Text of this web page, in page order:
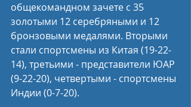
общекомандном зачете с 35
золотыми 12 серебряными и 12
бронзовыми медалями. Вторыми
стали спортсмены из Китая (19-22-
14), третьими - представители ЮАР
(9-22-20), четвертыми - спортсмены
Индии (0-7-20).